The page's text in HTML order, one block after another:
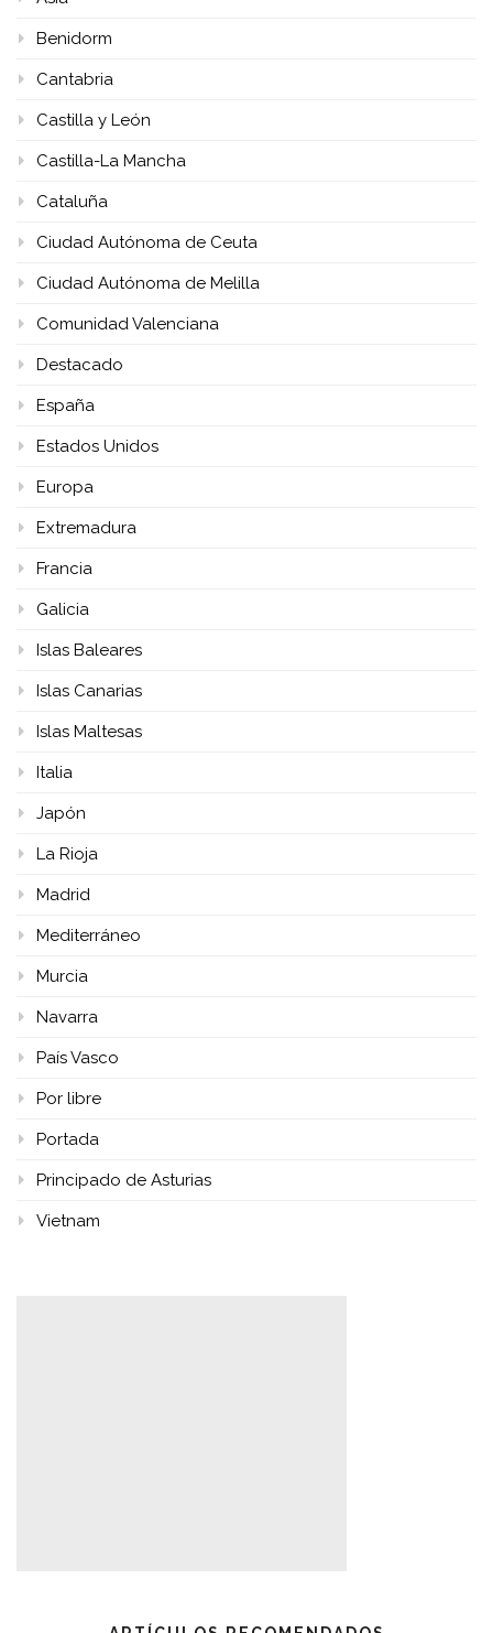
Benidorm
Cantabria
Castilla y León
Castilla-La Mancha
Cataluña
Ciudad Autónoma de Ceuta
Ciudad Autónoma de Melilla
Comunidad Valenciana
Destacado
España
Estados Unidos
Europa
Extremadura
Francia
Galicia
Islas Baleares
Islas Canarias
Islas Maltesas
Italia
Japón
La Rioja
Madrid
Mediterráneo
Murcia
Navarra
País Vasco
Por libre
Portada
Principado de Asturias
Vietnam